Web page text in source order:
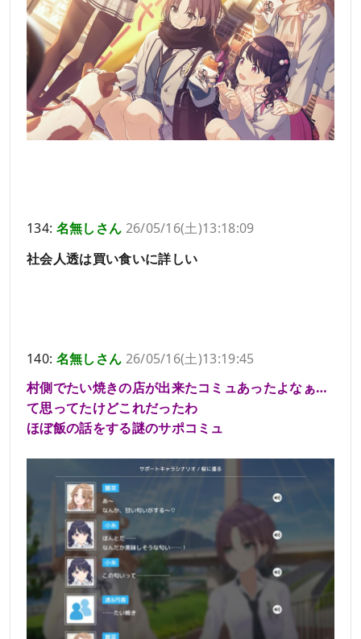
134: 名無しさん 26/05/16(土)13:18:09
社会人透は買い食いに詳しい
140: 名無しさん 26/05/16(土)13:19:45
村側でたい焼きの店が出来たコミュあったよなぁ…
て思ってたけどこれだったわ
ほぼ飯の話をする謎のサポコミュ